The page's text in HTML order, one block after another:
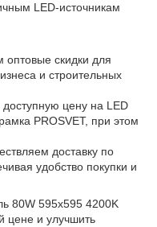
LED-источникам
скидки для
и строительных
цену на LED
PROSVET, при этом
доставку по
удобство покупки и
80W 595x595 4200K
цене и улучшить